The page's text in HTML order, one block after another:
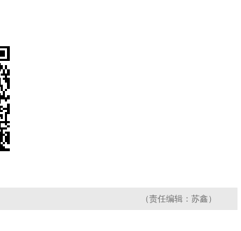
（责任编辑：苏鑫）